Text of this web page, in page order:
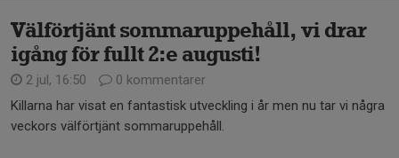
Välförtjänt sommaruppehåll, vi drar
igång för fullt 2:e augusti!
2 jul, 16:50
0 kommentarer
Killarna har visat en fantastisk utveckling i år men nu tar vi några
veckors välförtjänt sommaruppehåll.